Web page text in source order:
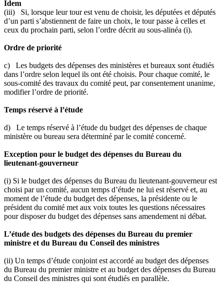
Idem
(iii) Si, lorsque leur tour est venu de choisir, les députées et députés
d’un parti s’abstiennent de faire un choix, le tour passe à celles et
ceux du prochain parti, selon l’ordre décrit au sous-alinéa (i).
Ordre de priorité
c) Les budgets des dépenses des ministères et bureaux sont étudiés
dans l’ordre selon lequel ils ont été choisis. Pour chaque comité, le
sous-comité des travaux du comité peut, par consentement unanime,
modifier l’ordre de priorité.
Temps réservé à l’étude
d) Le temps réservé à l’étude du budget des dépenses de chaque
ministère ou bureau sera déterminé par le comité concerné.
Exception pour le budget des dépenses du Bureau du
lieutenant-gouverneur
(i) Si le budget des dépenses du Bureau du lieutenant-gouverneur est
choisi par un comité, aucun temps d’étude ne lui est réservé et, au
moment de l’étude du budget des dépenses, la présidente ou le
président du comité met aux voix toutes les questions nécessaires
pour disposer du budget des dépenses sans amendement ni débat.
L’étude des budgets des dépenses du Bureau du premier
ministre et du Bureau du Conseil des ministres
(ii) Un temps d’étude conjoint est accordé au budget des dépenses
du Bureau du premier ministre et au budget des dépenses du Bureau
du Conseil des ministres qui sont étudiés en parallèle.